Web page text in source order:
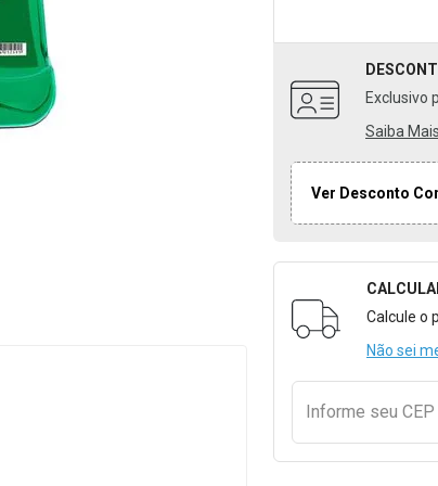
Exclusivo
Saiba Mais
Ver Desconto
Formulário
Calcule o
Não sei
Informe seu CEP